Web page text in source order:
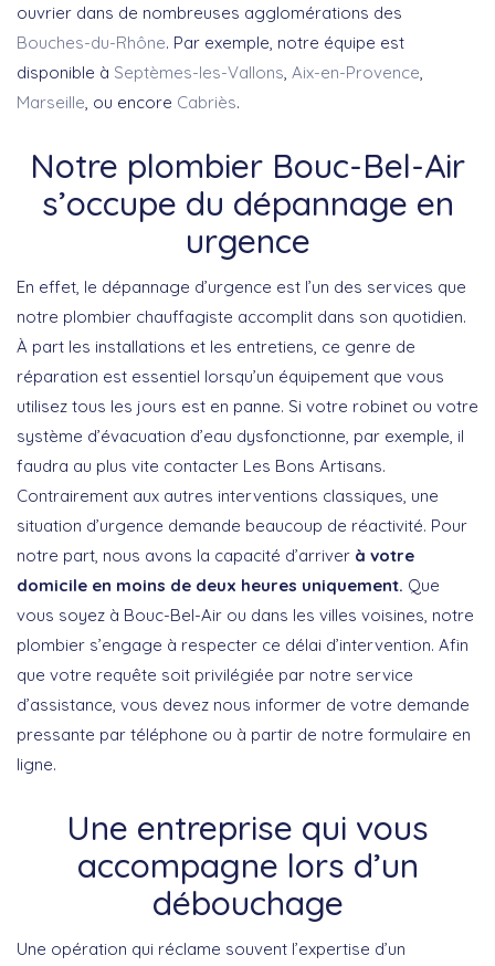
ouvrier dans de nombreuses agglomérations des
Bouches-du-Rhône. Par exemple, notre équipe est
disponible à Septèmes-les-Vallons Aix-en-Provence
Marseille , ou encore Cabriès.
Notre plombier Bouc-Bel-Air
s’occupe du dépannage en
urgence
En effet, le dépannage d’urgence est l’un des services que
notre plombier chauffagiste accomplit dans son quotidien.
À part les installations et les entretiens, ce genre de
réparation est essentiel lorsqu’un équipement que vous
utilisez tous les jours est en panne. Si votre robinet ou votre
système d’évacuation d’eau dysfonctionne, par exemple, il
faudra au plus vite contacter Les Bons Artisans.
Contrairement aux autres interventions classiques, une
situation d’urgence demande beaucoup de réactivité. Pour
notre part, nous avons la capacité d’arriver à votre
domicile en moins de deux heures uniquement. Que
vous soyez à Bouc-Bel-Air ou dans les villes voisines, notre
plombier s’engage à respecter ce délai d’intervention. Afin
que votre requête soit privilégiée par notre service
d’assistance, vous devez nous informer de votre demande
pressante par téléphone ou à partir de notre formulaire en
ligne.
Une entreprise qui vous
accompagne lors d’un
débouchage
Une opération qui réclame souvent l’expertise d’un